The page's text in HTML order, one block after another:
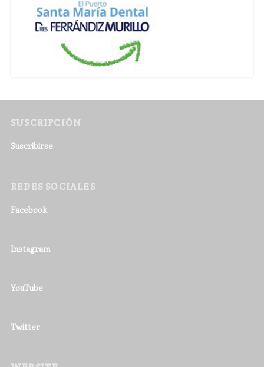
SUSCRIPCIÓN
Suscribirse
REDES SOCIALES
Facebook
Instagram
YouTube
Twitter